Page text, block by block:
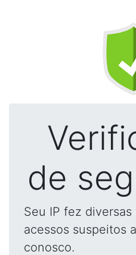
de
Seu IP fez
acessos suspeitos
conosco.